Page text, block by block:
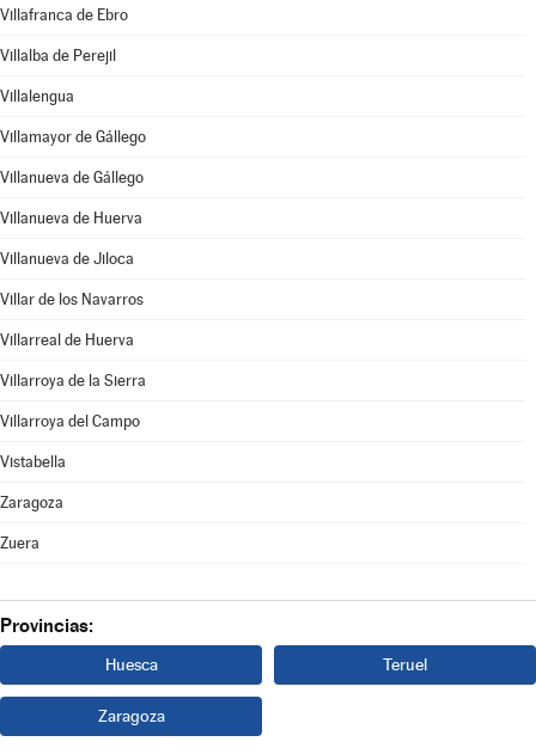
Villafranca de Ebro
Villalba de Perejil
Villalengua
Villamayor de Gállego
Villanueva de Gállego
Villanueva de Huerva
Villanueva de Jiloca
Villar de los Navarros
Villarreal de Huerva
Villarroya de la Sierra
Villarroya del Campo
Vistabella
Zaragoza
Zuera
Provincias:
Huesca Teruel
Zaragoza